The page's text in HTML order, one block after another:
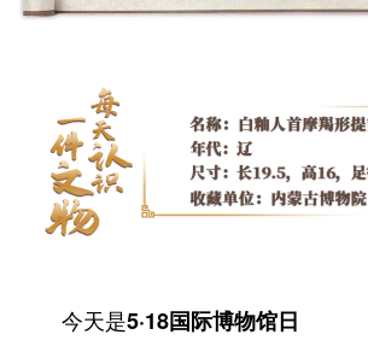
今天是5·18国际博物馆日